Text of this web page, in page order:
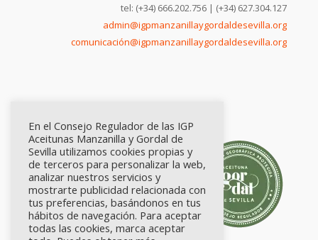
tel: (+34) 666.202.756 | (+34) 627.304.127
admin@igpmanzanillaygordaldesevilla.org
comunicación@igpmanzanillaygordaldesevilla.org
En el Consejo Regulador de las IGP
Aceitunas Manzanilla y Gordal de
Sevilla utilizamos cookies propias y
de terceros para personalizar la web,
analizar nuestros servicios y
mostrarte publicidad relacionada con
tus preferencias, basándonos en tus
hábitos de navegación. Para aceptar
todas las cookies, marca aceptar